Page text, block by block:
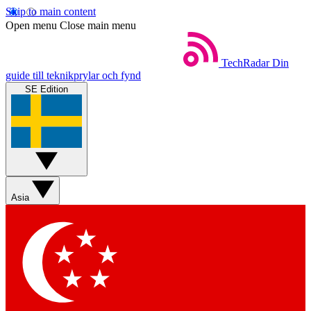
Skip to main content
Open menu Close main menu
TechRadar Din
guide till teknikprylar och fynd
SE Edition
Asia